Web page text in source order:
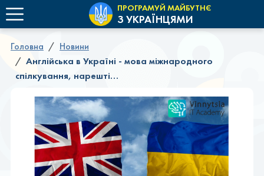
ПРОГРАМУЙ МАЙБУТНЄ
З УКРАЇНЦЯМИ
Головна
Новини
Англійська в Україні - мова міжнародного
спілкування, нарешті…